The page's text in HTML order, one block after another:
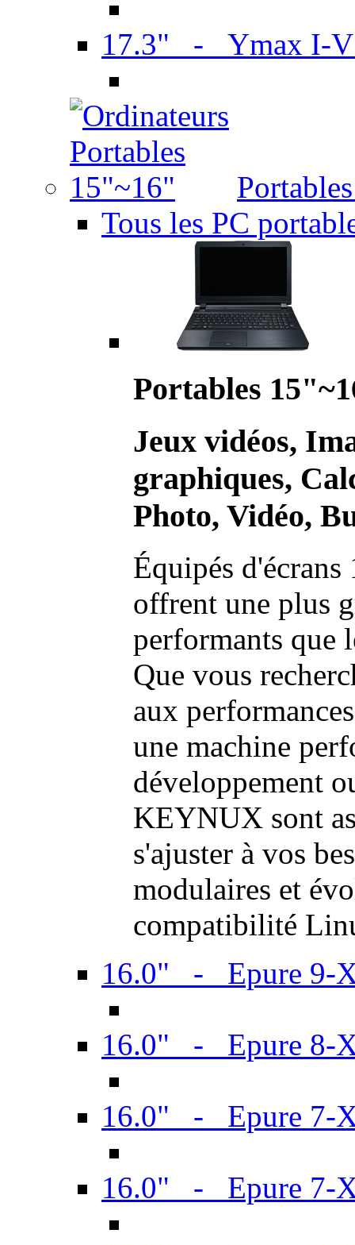
17.3" - Ymax I-
Tous les PC
Portables
Jeux vidéos,
graphiques,
Photo, Vidéo,
Équipés
offrent une plus
performants que
Que vous
aux
une machine
développement
KEYNUX sont
s'ajuster à vos
modulaires et
compatibilité
16.0" - Epure 9-
16.0" - Epure 8-
16.0" - Epure 7-
16.0" - Epure 7-